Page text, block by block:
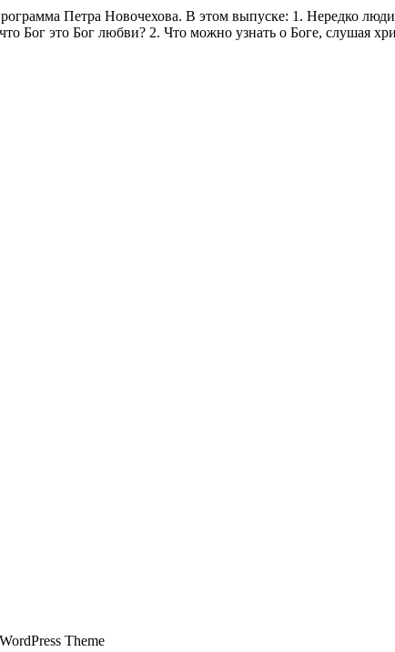
Петра Новочехова. В этом выпуске: 1. Нередко
Бог это Бог любви? 2. Что можно узнать о Боге, слушая
WordPress Theme